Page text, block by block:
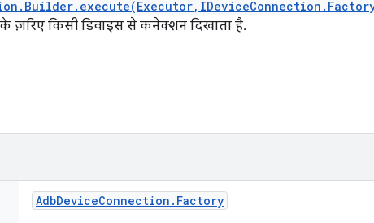
ज़रिए किसी डिवाइस से कनेक्शन दिखाता है.
AdbDeviceConnection . Factory